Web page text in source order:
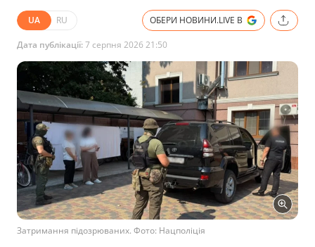
UA RU ОБЕРИ НОВИНИ.LIVE В
Дата публікації:7 серпня 2026 21:50
Затримання підозрюваних. Фото: Нацполіція